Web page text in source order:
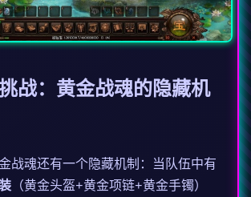
战：黄金战魂的隐藏机
战魂还有一个隐藏机制：当队伍中有
（黄金头盔+黄金项链+黄金手镯）